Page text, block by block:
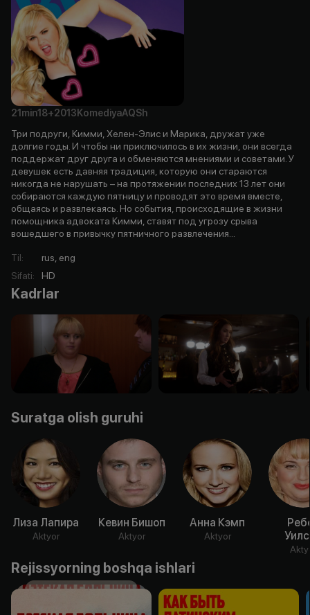
21min18+2013 KomediyaAQSh
Три подруги, Кимми, Хелен-Элис и Марика, дружат уже
долгие годы. И чтобы ни приключилось в их жизни, они всегда
поддержат друг друга и обменяются мнениями и советами. У
девушек есть давняя традиция, которую они стараются
никогда не нарушать – на протяжении последних 13 лет они
собираются каждую пятницу и проводят это время вместе,
общаясь и развлекаясь. Но события, происходящие в жизни
помощника адвоката Кимми, ставят под угрозу срыва
вошедшего в привычку пятничного развлечения...
Til:
rus, eng
Sifati: HD
Kadrlar
Suratga olish guruhi
Лиза Лапира
Aktyor
Кевин Бишоп
Aktyor
Анна Кэмп
Aktyor
Rejissyorning boshqa ishlari